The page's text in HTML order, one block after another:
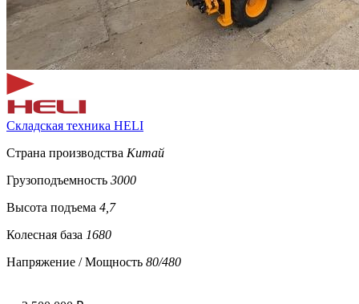
Складская техника HELI
Страна производства Китай
Грузоподъемность 3000
Высота подъема 4,7
Колесная база 1680
Напряжение / Мощность 80/480